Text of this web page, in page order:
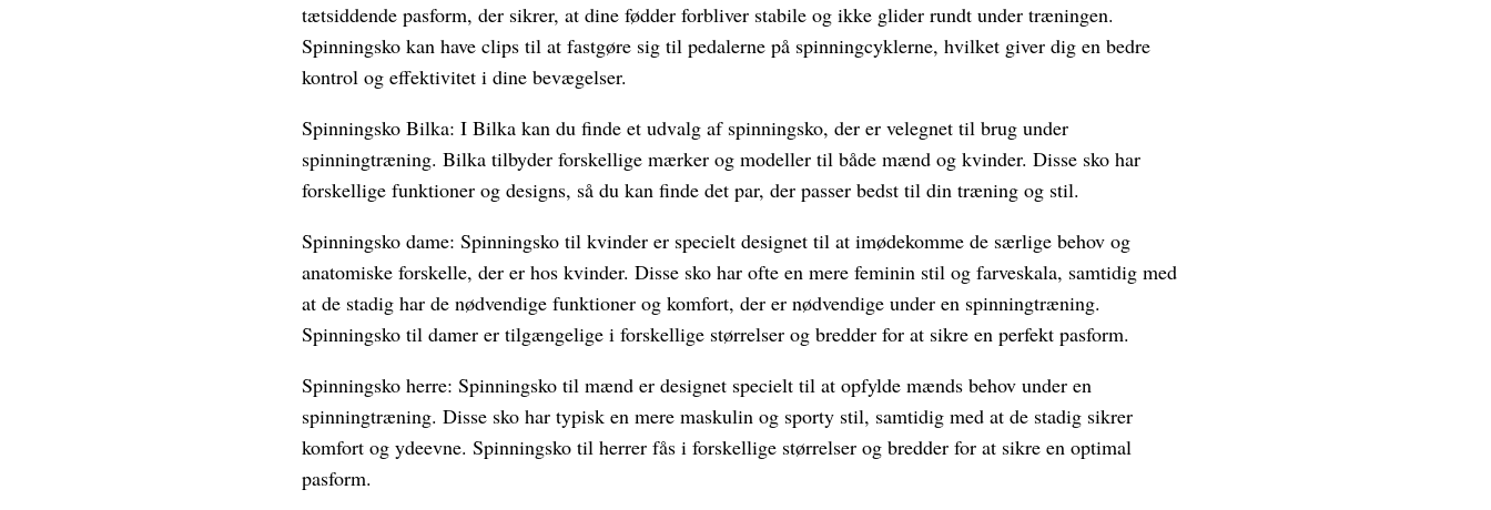
tætsiddende pasform, der sikrer, at dine fødder forbliver stabile og ikke glider rundt under træningen.
Spinningsko kan have clips til at fastgøre sig til pedalerne på spinningcyklerne, hvilket giver dig en bedre
kontrol og effektivitet i dine bevægelser.
Spinningsko Bilka: I Bilka kan du finde et udvalg af spinningsko, der er velegnet til brug under
spinningtræning. Bilka tilbyder forskellige mærker og modeller til både mænd og kvinder. Disse sko har
forskellige funktioner og designs, så du kan finde det par, der passer bedst til din træning og stil.
Spinningsko dame: Spinningsko til kvinder er specielt designet til at imødekomme de særlige behov og
anatomiske forskelle, der er hos kvinder. Disse sko har ofte en mere feminin stil og farveskala, samtidig med
at de stadig har de nødvendige funktioner og komfort, der er nødvendige under en spinningtræning.
Spinningsko til damer er tilgængelige i forskellige størrelser og bredder for at sikre en perfekt pasform.
Spinningsko herre: Spinningsko til mænd er designet specielt til at opfylde mænds behov under en
spinningtræning. Disse sko har typisk en mere maskulin og sporty stil, samtidig med at de stadig sikrer
komfort og ydeevne. Spinningsko til herrer fås i forskellige størrelser og bredder for at sikre en optimal
pasform.